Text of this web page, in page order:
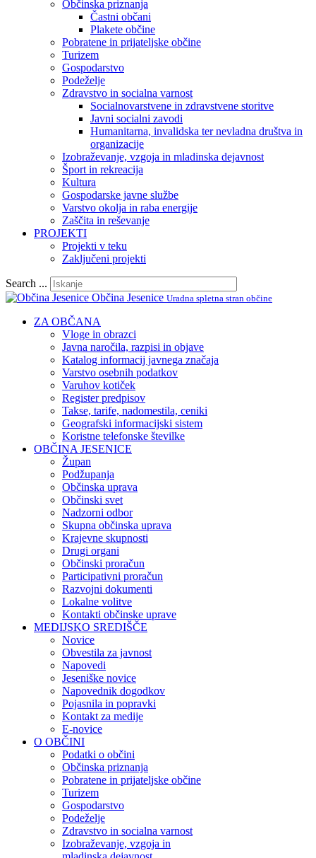
Občinska priznanja
Častni občani
Plakete občine
Pobratene in prijateljske občine
Turizem
Gospodarstvo
Podeželje
Zdravstvo in socialna varnost
Socialnovarstvene in zdravstvene storitve
Javni socialni zavodi
Humanitarna, invalidska ter nevladna društva in
organizacije
Izobraževanje, vzgoja in mladinska dejavnost
Šport in rekreacija
Kultura
Gospodarske javne službe
Varstvo okolja in raba energije
Zaščita in reševanje
PROJEKTI
Projekti v teku
Zaključeni projekti
Search ...
Občina Jesenice Uradna spletna stran občine
ZA OBČANA
Vloge in obrazci
Javna naročila, razpisi in objave
Katalog informacij javnega značaja
Varstvo osebnih podatkov
Varuhov kotiček
Register predpisov
Takse, tarife, nadomestila, ceniki
Geografski informacijski sistem
Koristne telefonske številke
OBČINA JESENICE
Župan
Podžupanja
Občinska uprava
Občinski svet
Nadzorni odbor
Skupna občinska uprava
Krajevne skupnosti
Drugi organi
Občinski proračun
Participativni proračun
Razvojni dokumenti
Lokalne volitve
Kontakti občinske uprave
MEDIJSKO SREDIŠČE
Novice
Obvestila za javnost
Napovedi
Jeseniške novice
Napovednik dogodkov
Pojasnila in popravki
Kontakt za medije
E-novice
O OBČINI
Podatki o občini
Občinska priznanja
Pobratene in prijateljske občine
Turizem
Gospodarstvo
Podeželje
Zdravstvo in socialna varnost
Izobraževanje, vzgoja in